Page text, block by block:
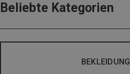
Beliebte Kategorien
BEKLEIDUNG